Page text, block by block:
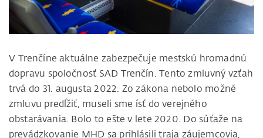
V Trenčíne aktuálne zabezpečuje mestskú hromadnú
dopravu spoločnosť SAD Trenčín. Tento zmluvný vzťah
trvá do 31. augusta 2022. Zo zákona nebolo možné
zmluvu predĺžiť, museli sme ísť do verejného
obstarávania. Bolo to ešte v lete 2020. Do súťaže na
prevádzkovanie MHD sa prihlásili traja záujemcovia,